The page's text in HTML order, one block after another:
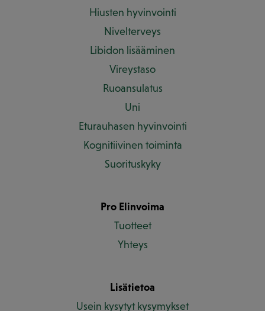
Hiusten hyvinvointi
Nivelterveys
Libidon lisääminen
Vireystaso
Ruoansulatus
Uni
Eturauhasen hyvinvointi
Kognitiivinen toiminta
Suorituskyky
Pro Elinvoima
Tuotteet
Yhteys
Lisätietoa
Usein kysytyt kysymykset